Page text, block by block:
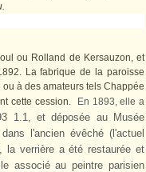
ou Rolland de Kersauzon, et
La fabrique de la paroisse
à des amateurs tels Chappée
cette cession.
En 1893, e lle a
1.1, et déposée au Musée
l'ancien évêché (l'actuel
la verrière a été restaurée et
associé au peintre parisien